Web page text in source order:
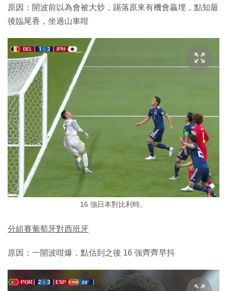
原因：開波前以為會被大炒，踢落原來有機會贏埋，點知最
後臨尾香，坐過山車咁
16 強日本對比利時。
分組賽葡萄牙對西班牙
原因：一開波咁爆，點估到之後 16 強齊齊早抖